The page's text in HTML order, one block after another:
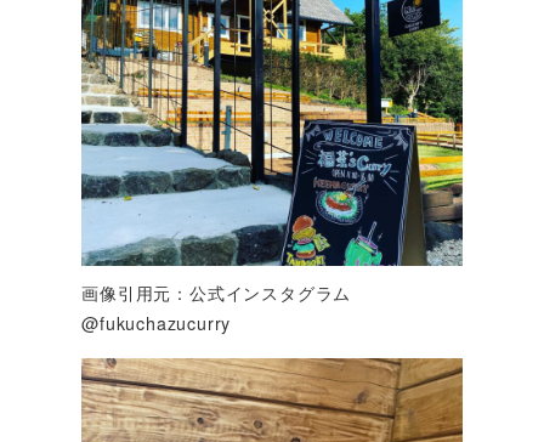
画像引用元：公式インスタグラム
@fukuchazucurry